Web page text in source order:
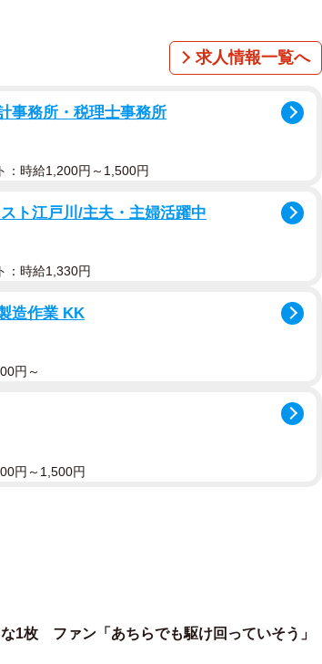
たが、5月には「足の痛みが取れて歩けるよう
な様子も。
写真をアップし、「来年も桜が見たいな〜見
更新。「かねてより病気療養中のところ 6月
は常に笑顔で作品創りを楽しんでおりまし
という思いから、 数多くの作品を生み出して
会いに恵まれ、母の第三の人生を本当に豊かな
求人情報一覧へ
事務所・税理士事務所
：時給1,200円～1,500円
ト江戸川/主夫・主婦活躍中
：時給1,330円
造作業 KK
円～
円～1,500円
な1枚 ファン「あちらでも駆け回っていそう」